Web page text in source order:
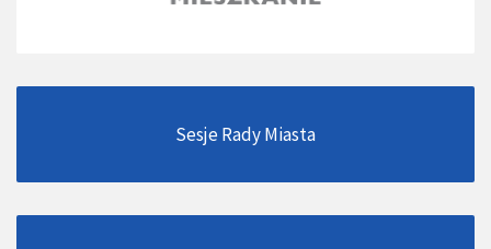
Sesje Rady Miasta